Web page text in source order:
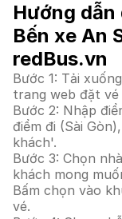
Hướng
Bến xe An
redBus.vn
Bước 1: Tải
trang web đặt vé
Bước 2: Nhập
điểm đi (Sài
khách'.
Bước 3: Chọn
khách mong
Bấm chọn vào
vé.